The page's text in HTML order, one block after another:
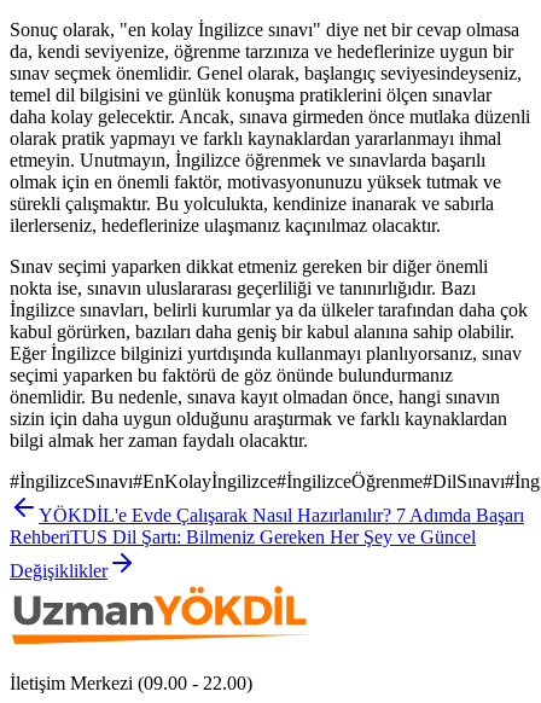
Sonuç olarak, "en kolay İngilizce sınavı" diye net bir cevap olmasa
da, kendi seviyenize, öğrenme tarzınıza ve hedeflerinize uygun bir
sınav seçmek önemlidir. Genel olarak, başlangıç seviyesindeyseniz,
temel dil bilgisini ve günlük konuşma pratiklerini ölçen sınavlar
daha kolay gelecektir. Ancak, sınava girmeden önce mutlaka düzenli
olarak pratik yapmayı ve farklı kaynaklardan yararlanmayı ihmal
etmeyin. Unutmayın, İngilizce öğrenmek ve sınavlarda başarılı
olmak için en önemli faktör, motivasyonunuzu yüksek tutmak ve
sürekli çalışmaktır. Bu yolculukta, kendinize inanarak ve sabırla
ilerlerseniz, hedeflerinize ulaşmanız kaçınılmaz olacaktır.
Sınav seçimi yaparken dikkat etmeniz gereken bir diğer önemli
nokta ise, sınavın uluslararası geçerliliği ve tanınırlığıdır. Bazı
İngilizce sınavları, belirli kurumlar ya da ülkeler tarafından daha çok
kabul görürken, bazıları daha geniş bir kabul alanına sahip olabilir.
Eğer İngilizce bilginizi yurtdışında kullanmayı planlıyorsanız, sınav
seçimi yaparken bu faktörü de göz önünde bulundurmanız
önemlidir. Bu nedenle, sınava kayıt olmadan önce, hangi sınavın
sizin için daha uygun olduğunu araştırmak ve farklı kaynaklardan
bilgi almak her zaman faydalı olacaktır.
#İngilizceSınavı#EnKolayİngilizce#İngilizceÖğrenme#DilSınavı#
YÖKDİL'e Evde Çalışarak Nasıl Hazırlanılır? 7 Adımda Başarı
RehberiTUS Dil Şartı: Bilmeniz Gereken Her Şey ve Güncel
Değişiklikler
İletişim Merkezi (09.00 - 22.00)